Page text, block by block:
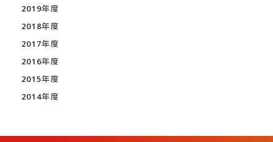
2019年度
2018年度
2017年度
2016年度
2015年度
2014年度